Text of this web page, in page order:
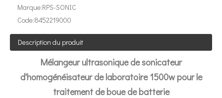
L'application des ultrasons dans l'industrie de la couture reflète
Marque:RPS-SONIC
Code:8452219000
Description du produit
Mélangeur ultrasonique de sonicateur
d'homogénéisateur de laboratoire 1500w pour le
traitement de boue de batterie